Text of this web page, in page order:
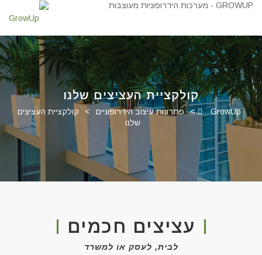
קולקציית העציצים שלנו
GrowUp
> פתרונות עיצוב הידרופוניים >
קולקציית העציצים
שלנו
עציצים חכמים
לבית, לעסק או למשרד